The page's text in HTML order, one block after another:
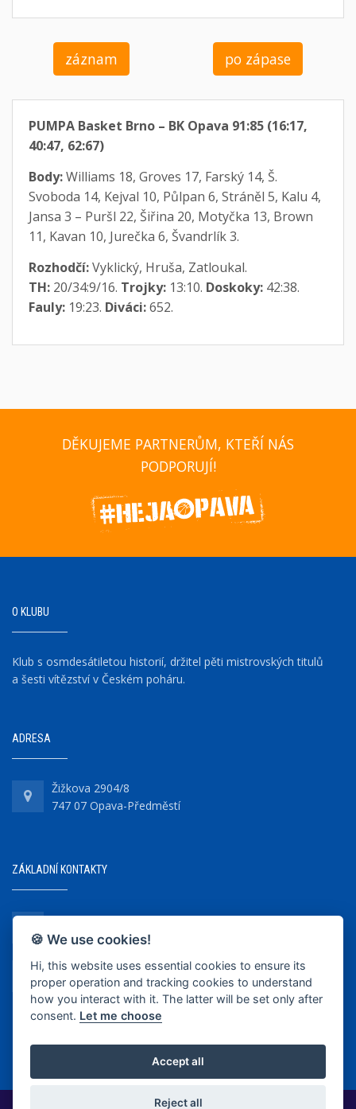
záznam po zápase
PUMPA Basket Brno – BK Opava 91:85 (16:17,
40:47, 62:67)
Body:Williams 18, Groves 17, Farský 14, Š.
Svoboda 14, Kejval 10, Půlpan 6, Stráněl 5, Kalu 4,
Jansa 3 – Puršl 22, Šiřina 20, Motyčka 13, Brown
11, Kavan 10, Jurečka 6, Švandrlík 3.
Rozhodčí:Vyklický, Hruša, Zatloukal.
TH:20/34:9/16. Trojky:13:10. Doskoky:42:38.
Fauly:19:23. Diváci:652.
DĚKUJEME PARTNERŮM, KTEŘÍ NÁS
PODPORUJÍ!
O KLUBU
Klub s osmdesátiletou historií, držitel pěti mistrovských titulů
a šesti vítězství v Českém poháru.
ADRESA
Žižkova 2904/8
747 07 Opava-Předměstí
ZÁKLADNÍ KONTAKTY
+420 737 218 679
info@bkopava.cz
www.bkopava.cz
🍪 We use cookies!
Hi, this website uses essential cookies to ensure its
proper operation and tracking cookies to understand
how you interact with it. The latter will be set only after
consent. Let me choose
Accept all
Reject all